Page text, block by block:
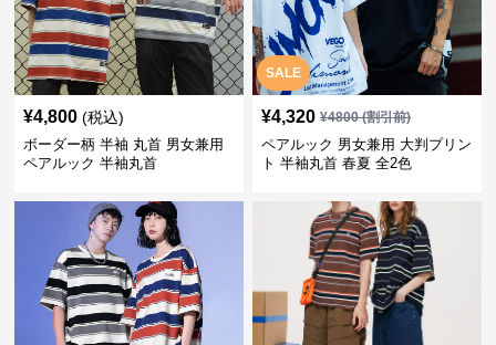
¥4,800 (税込)
ボーダー柄 半袖 丸首 男女兼用
ペアルック 半袖丸首
SALE
¥4,320 ¥4800(割引前)
ペアルック 男女兼用 大判プリン
ト 半袖丸首 春夏 全2色